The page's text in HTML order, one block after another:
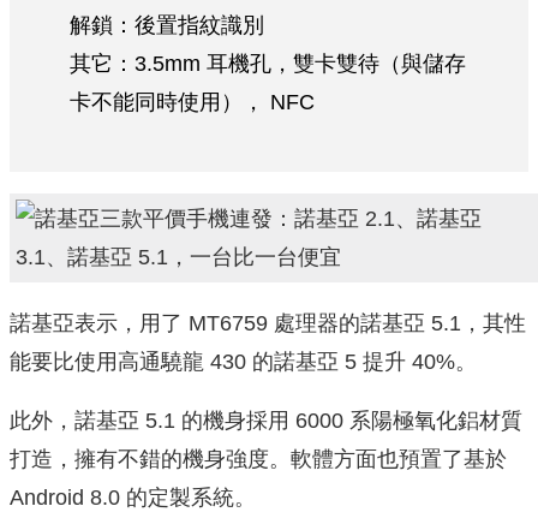
解鎖：後置指紋識別
其它：3.5mm 耳機孔，雙卡雙待（與儲存
卡不能同時使用）， NFC
諾基亞表示，用了 MT6759 處理器的諾基亞 5.1，其性
能要比使用高通驍龍 430 的諾基亞 5 提升 40%。
此外，諾基亞 5.1 的機身採用 6000 系陽極氧化鋁材質
打造，擁有不錯的機身強度。軟體方面也預置了基於
Android 8.0 的定製系統。